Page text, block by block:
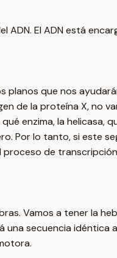
El ADN está
que nos
de la proteína X, no
enzima, la helicasa,
Por lo tanto, si este
de
Vamos a tener la
secuencia idéntica